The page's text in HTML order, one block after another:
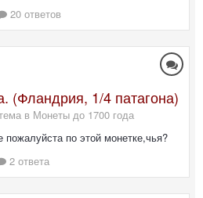
20 ответов
(Фландрия, 1/4 патагона)
в Монеты до 1700 года
по этой монетке,чья?
2 ответа